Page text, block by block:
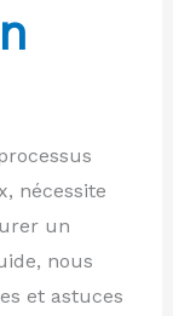
nécessite
un
nous
et astuces